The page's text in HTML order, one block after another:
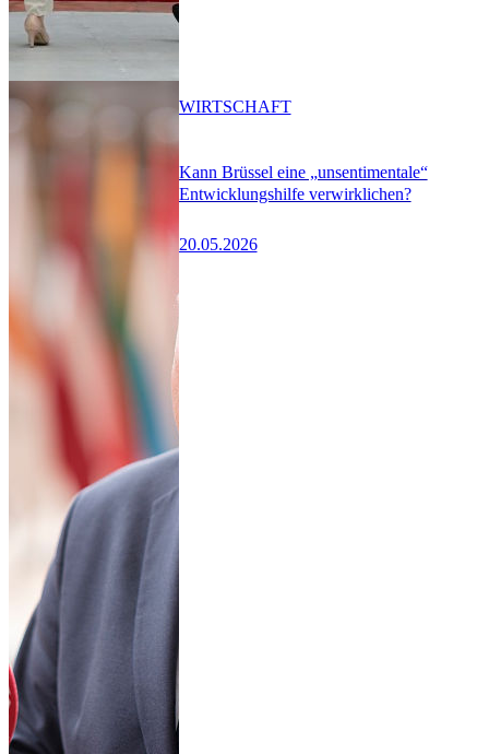
Kann Brüssel eine „unsentimentale“
Entwicklungshilfe verwirklichen?
20.05.2026
WIRTSCHAFT